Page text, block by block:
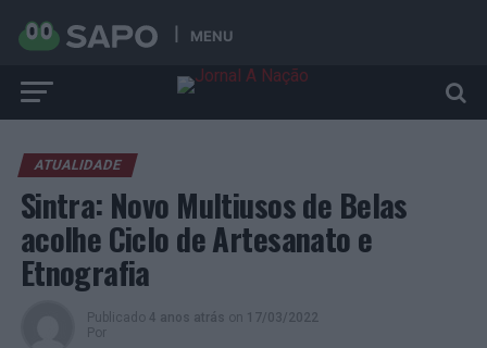
MENU
ATUALIDADE
Sintra: Novo Multiusos de Belas
acolhe Ciclo de Artesanato e
Etnografia
Publicado 4 anos atrás on 17/03/2022
Por